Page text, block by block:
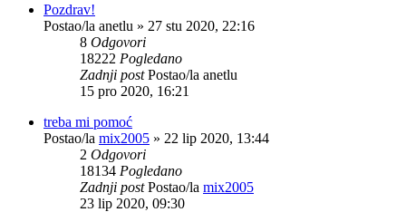
Pozdrav!
Postao/la anetlu » 27 stu 2020, 22:16
8 Odgovori
18222 Pogledano
Zadnji postPostao/la anetlu
15 pro 2020, 16:21
treba mi pomoć
Postao/la mix2005 » 22 lip 2020, 13:44
2 Odgovori
18134 Pogledano
Zadnji postPostao/la mix2005
23 lip 2020, 09:30